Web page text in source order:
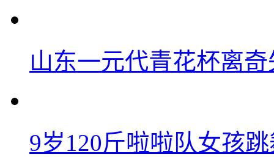
山东一元代青花杯离
9岁120斤啦啦队女孩